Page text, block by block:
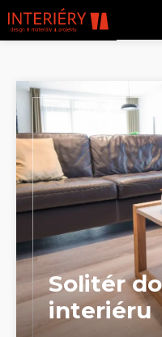
Solitér
interiéru